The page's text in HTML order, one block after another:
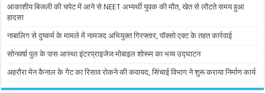
आकाशीय बिजली की चपेट में आने से NEET अभ्यर्थी युवक की मौत, खेत से लौटते समय हुआ
हादसा
नाबालिग से दुष्कर्म के मामले में नामजद अभियुक्त गिरफ्तार, पॉक्सो एक्ट के तहत कार्रवाई
सोनवर्षा पुल के पास आस्था इंटरप्राइजेज मोबाइल शोरूम का भव्य उद्घाटन
अहरौरा मेन कैनाल के गेट का रिसाव रोकने की कवायद, सिंचाई विभाग ने शुरू कराया निर्माण कार्य